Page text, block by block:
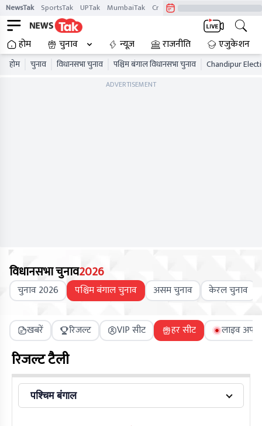
NewsTak SportsTak UPTak MumbaiTak CrimeTak
होम चुनाव न्यूज़ राजनीति एजुकेशन
होम चुनाव विधानसभा चुनाव पश्चिम बंगाल विधानसभा चुनाव Chandipur
ADVERTISEMENT
विधानसभा चुनाव2026
चुनाव 2026 पश्चिम बंगाल चुनाव असम चुनाव केरल चुनाव
खबरें रिजल्ट VIP सीट हर सीट लाइव
रिजल्ट टैली